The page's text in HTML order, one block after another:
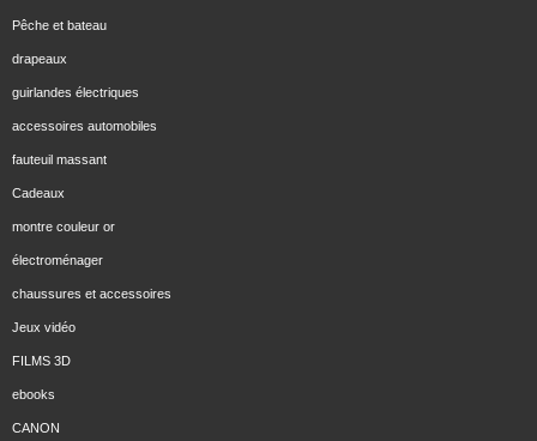
Pêche et bateau
drapeaux
guirlandes électriques
accessoires automobiles
fauteuil massant
Cadeaux
montre couleur or
électroménager
chaussures et accessoires
Jeux vidéo
FILMS 3D
ebooks
CANON